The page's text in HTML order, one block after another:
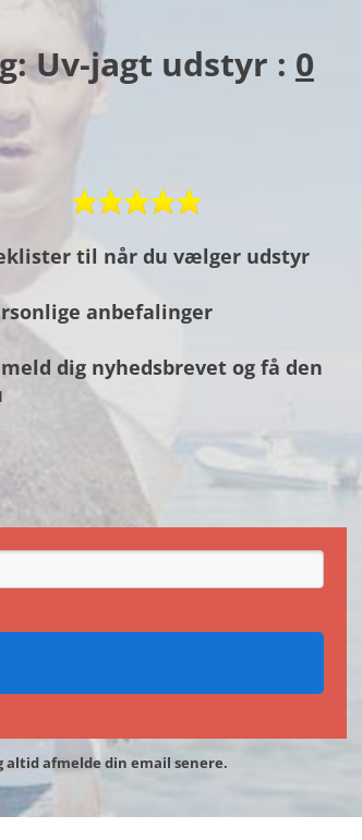
Uv-jagt udstyr : 0
til når du vælger udstyr
anbefalinger
dig nyhedsbrevet og få den
altid afmelde din email senere.